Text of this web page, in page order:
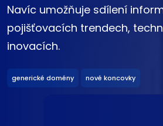
Navíc umožňuje sdílení
pojišťovacích trendech,
inovacích.
generické domény nové koncovky